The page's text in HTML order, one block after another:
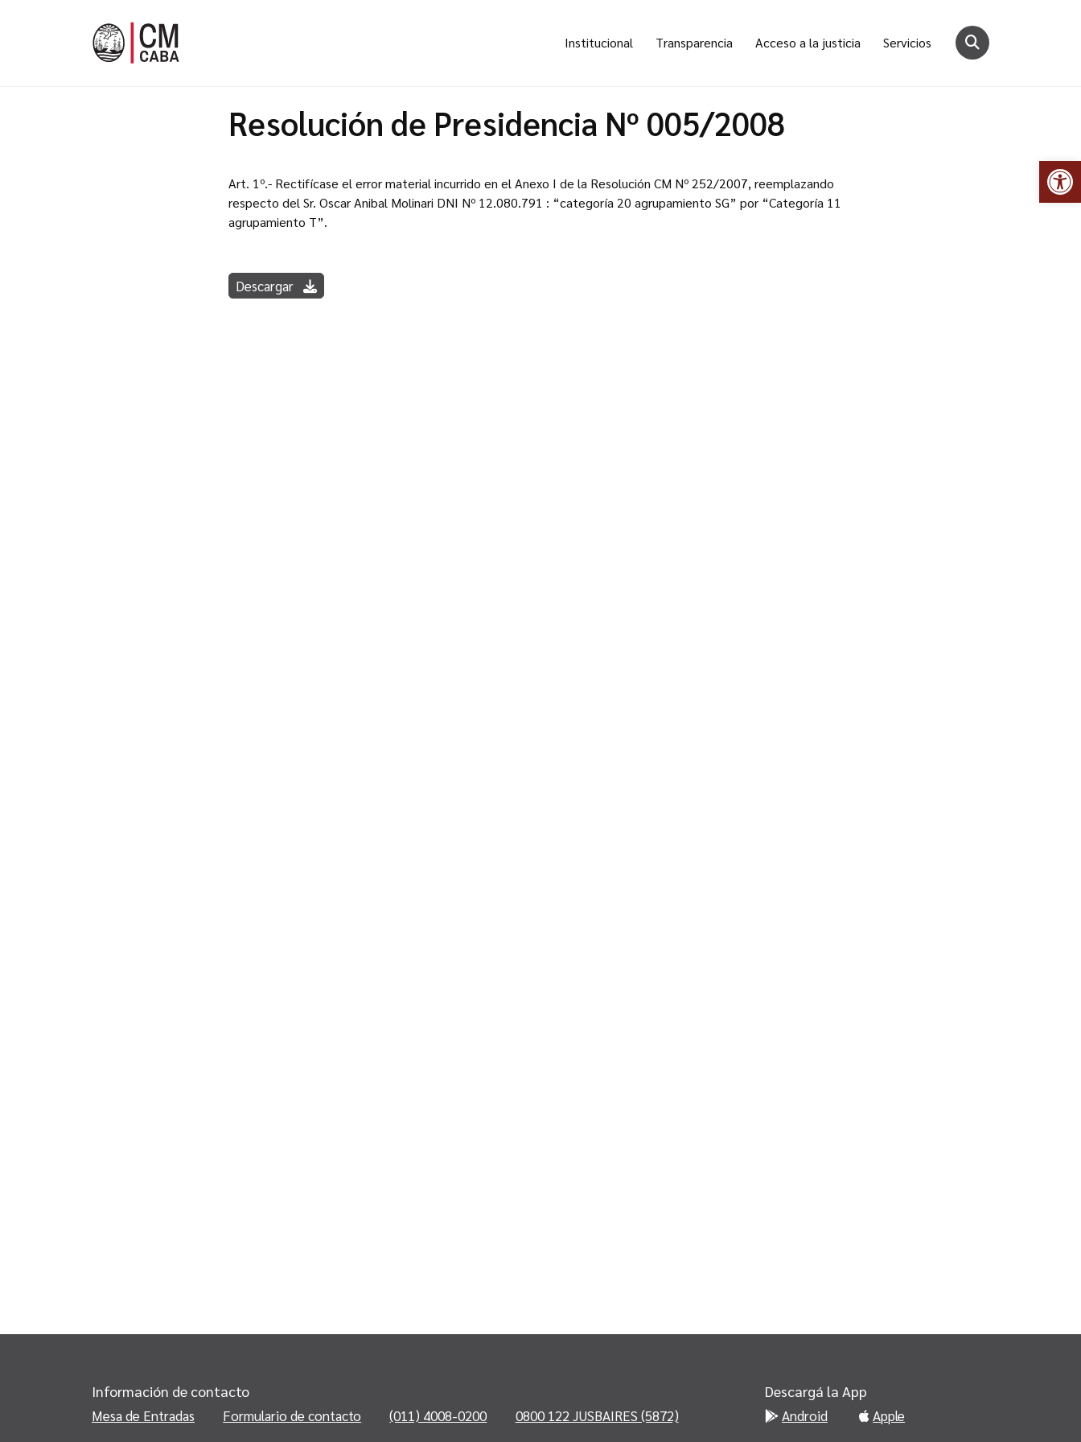
Institucional Transparencia Acceso a la justicia Servicios
Resolución de Presidencia Nº 005/2008
Art. 1º.- Rectifícase el error material incurrido en el Anexo I de la Resolución CM Nº 252/2007, reemplazando
respecto del Sr. Oscar Anibal Molinari DNI Nº 12.080.791 : “categoría 20 agrupamiento SG” por “Categoría 11
agrupamiento T”.
Descargar
Información de contacto
Mesa de Entradas Formulario de contacto (011) 4008-0200 0800 122 JUSBAIRES (5872)
Descargá la App
Android Apple